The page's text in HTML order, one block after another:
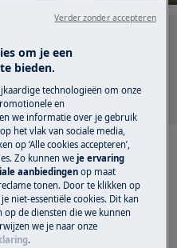
om je een
bieden.
technologieën om onze
en
we informatie over je gebruik
het vlak van sociale media,
op ‘Alle cookies accepteren’,
Zo kunnen weje ervaring
aanbiedingenop maat
tonen. Door te klikken op
niet-essentiële cookies. Dit kan
de diensten die we kunnen
we je naar onze
.
Verder zonder accepteren